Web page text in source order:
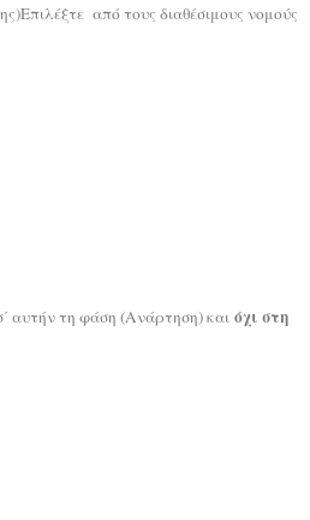
από τους διαθέσιμους νομούς
αυτήν τη φάση (Ανάρτηση) και όχι στη